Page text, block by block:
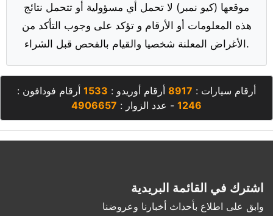
موقعها (كيو نمبر) لا تحمل أي مسؤولية أو تتحمل نتائج
هذه المعلومات أو الأرقام و تؤكد على وجوب التأكد من
الأغراض المعلنة شخصيا والقيام بالفحص قبل الشراء.
أرقام سيارات : 8917 أرقام أوريدو : 1533 أرقام فودافون :
1246 - عدد الزوار : 4906657
اشترك في القائمة البريدية
وابق على اطلاع بأحداث أخبارنا وعروضنا